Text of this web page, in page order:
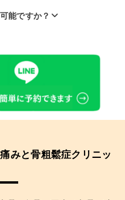
能ですか？
みと骨粗鬆症クリニッ